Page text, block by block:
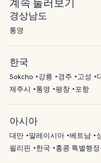
계속 둘러보기
경상남도
통영
한국
Sokcho 강릉 경주 고성
제주시
통영 평창 포항
아시아
대만 말레이시아 베트남
필리핀
한국 홍콩 특별행정